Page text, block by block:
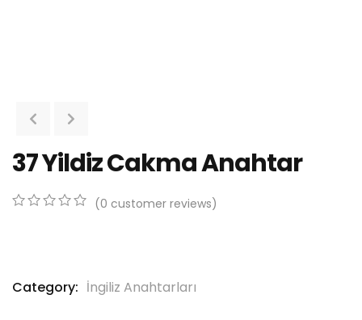
37 Yildiz Cakma Anahtar
customer
(0 customer reviews)
Category: İngiliz Anahtarları